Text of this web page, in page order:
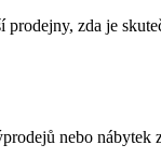
prodejny, zda je
nebo nábytek